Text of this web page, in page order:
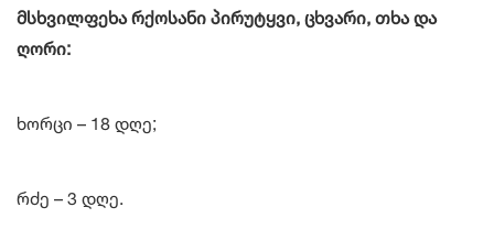
მსხვილფეხა რქოსანი პირუტყვი, ცხვარი, თხა და
ღორი:
ხორცი – 18 დღე;
რძე – 3 დღე.